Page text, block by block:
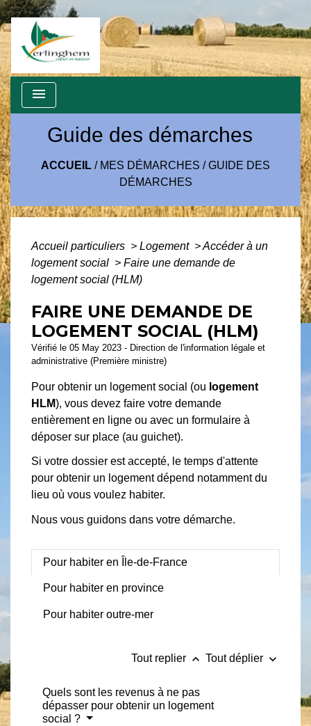
menu
Guide des démarches
ACCUEIL / MES DÉMARCHES /GUIDE DES
DÉMARCHES
Accueil particuliers > Logement >Accéder à un
logement social > Faire une demande de
logement social (HLM)
FAIRE UNE DEMANDE DE
LOGEMENT SOCIAL (HLM)
Vérifié le 05 May 2023 - Direction de l'information légale et
administrative (Première ministre)
Pour obtenir un logement social (ou logement
HLM), vous devez faire votre demande
entièrement en ligne ou avec un formulaire à
déposer sur place (au guichet).
Si votre dossier est accepté, le temps d'attente
pour obtenir un logement dépend notamment du
lieu où vous voulez habiter.
Nous vous guidons dans votre démarche.
Pour habiter en Île-de-France
Pour habiter en province
Pour habiter outre-mer
Tout replier keyboard_arrow_up Tout déplier keyboard_arrow_down
Quels sont les revenus à ne pas
dépasser pour obtenir un logement
social ?